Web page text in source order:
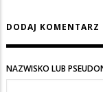
DODAJ KOMENTARZ
NAZWISKO LUB